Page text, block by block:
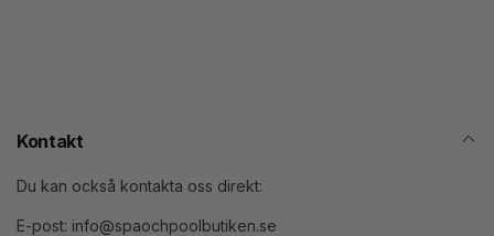
Kontakt
Du kan också kontakta oss direkt:
E-post: info@spaochpoolbutiken.se